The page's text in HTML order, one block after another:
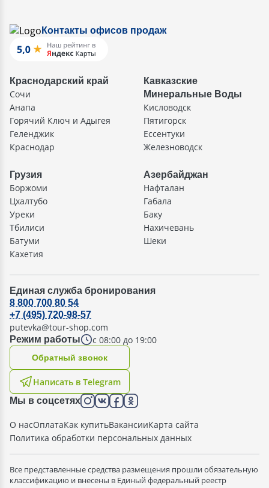
Контакты офисов продаж
Краснодарский край
Сочи
Анапа
Горячий Ключ и Адыгея
Геленджик
Краснодар
Кавказские
Минеральные Воды
Кисловодск
Пятигорск
Ессентуки
Железноводск
Грузия
Боржоми
Цхалтубо
Уреки
Тбилиси
Батуми
Кахетия
Азербайджан
Нафталан
Габала
Баку
Нахичевань
Шеки
Единая служба бронирования
Режим работы с 08:00 до 19:00
8 800 700 80 54
+7 (495) 720-98-57
putevka@tour-shop.com
Написать в Telegram
Oбратный звонок
Мы в соцсетях
О насОплатаКак купитьВакансииКарта сайта
Политика обработки персональных данных
Все представленные средства размещения прошли обязательную
классификацию и внесены в Единый федеральный реестр